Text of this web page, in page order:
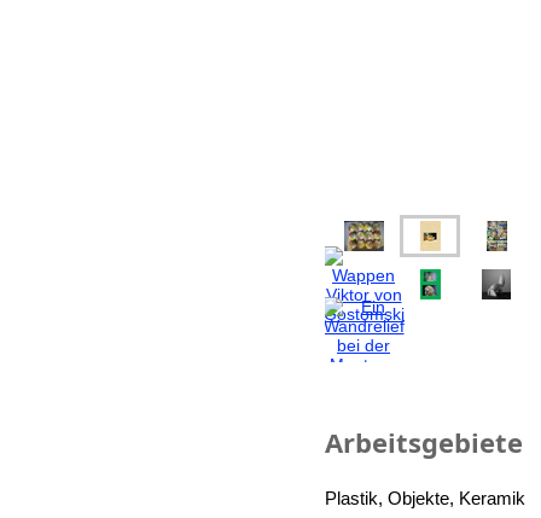
Arbeitsgebiete
Plastik, Objekte, Keramik